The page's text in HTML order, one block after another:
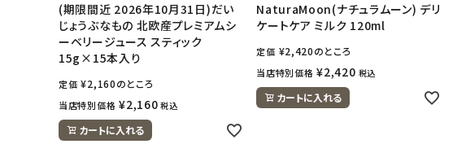
(期限間近 2026年10月31日)だい
じょうぶなもの 北欧産プレミアムシ
ーベリージュース スティック
15g×15本入り
定価 ¥2,160のところ
当店特別価格 ¥2,160 税込
カートに入れる
NaturaMoon(ナチュラムーン) デリ
ケートケア ミルク 120ml
定価 ¥2,420のところ
当店特別価格 ¥2,420 税込
カートに入れる